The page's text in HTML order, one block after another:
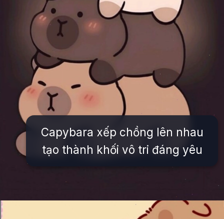
Capybara xếp chồng lên nhau
tạo thành khối vô tri đáng yêu
https://issiloo.edu.vn/anh-vo-tri-meme